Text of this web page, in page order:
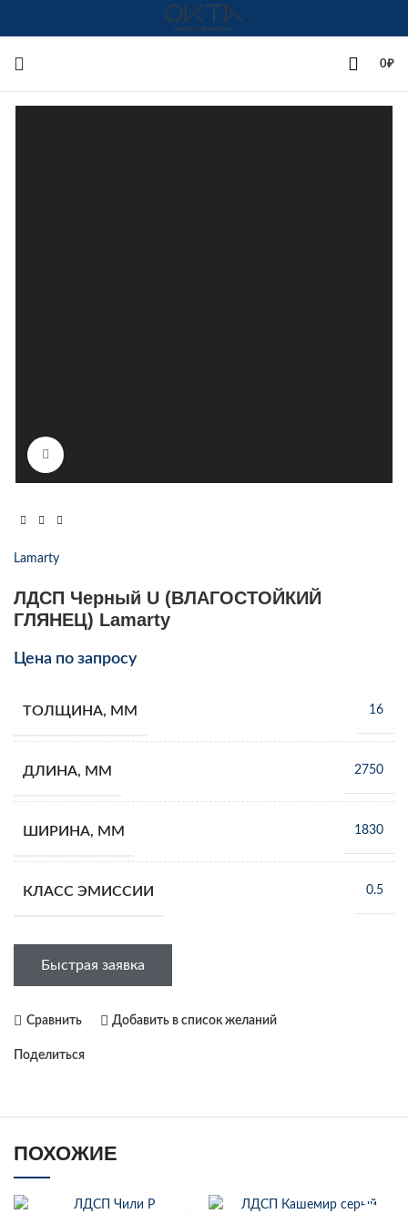
0₽
Lamarty
ЛДСП Черный U (ВЛАГОСТОЙКИЙ
ГЛЯНЕЦ) Lamarty
Цена по запросу
ТОЛЩИНА, ММ 16
ДЛИНА, ММ 2750
ШИРИНА, ММ 1830
КЛАСС ЭМИССИИ 0.5
Быстрая заявка
Сравнить Добавить в список желаний
Поделиться
ПОХОЖИЕ